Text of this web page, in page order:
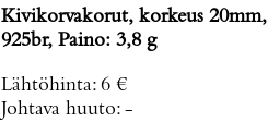
Kivikorvakorut, korkeus 20mm,
925br, Paino: 3,8 g
Lähtöhinta: 6 €
Johtava huuto: -